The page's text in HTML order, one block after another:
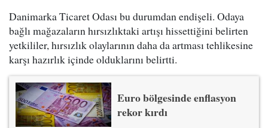
Danimarka Ticaret Odası bu durumdan endişeli. Odaya
bağlı mağazaların hırsızlıktaki artışı hissettiğini belirten
yetkililer, hırsızlık olaylarının daha da artması tehlikesine
karşı hazırlık içinde olduklarını belirtti.
Euro bölgesinde enflasyon
rekor kırdı